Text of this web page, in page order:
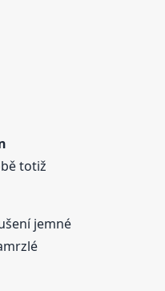
totiž
jemné